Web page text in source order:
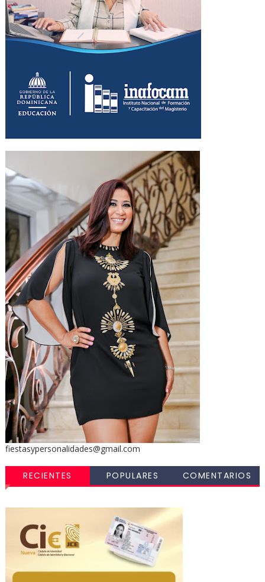
fiestasypersonalidades@gmail.com
RECIENTES POPULARES COMENTARIOS